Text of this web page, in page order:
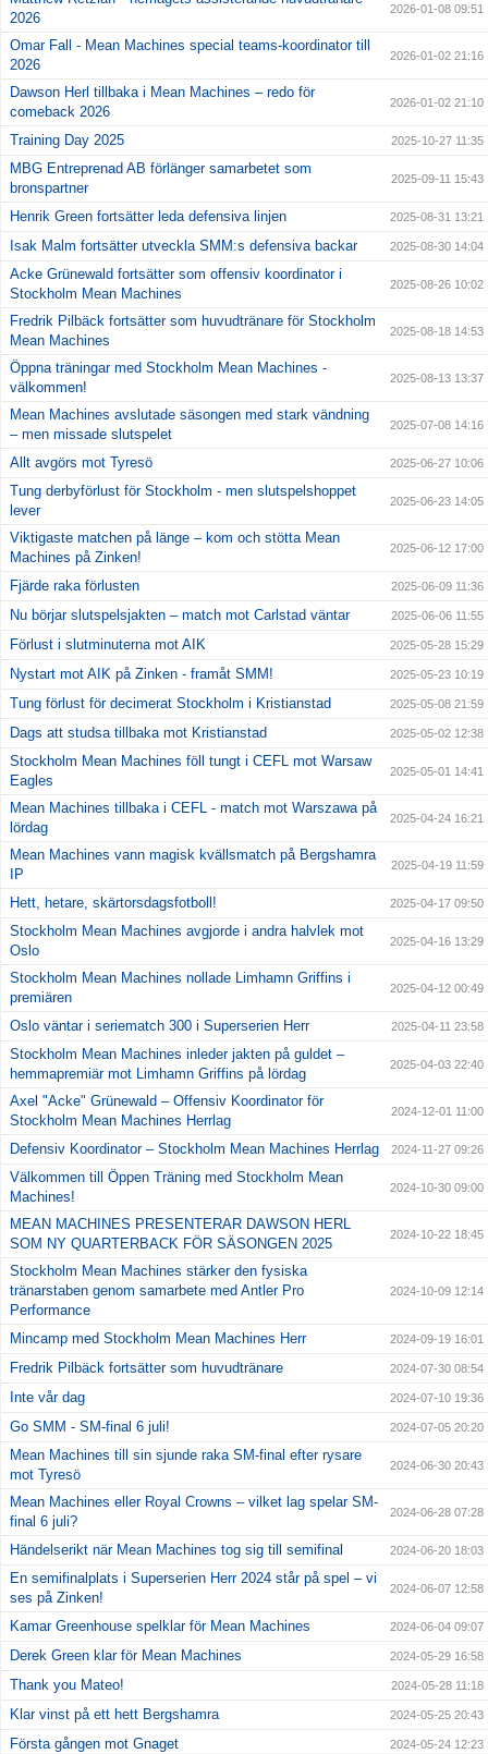
2026
2026-01-08 09:51
Omar Fall - Mean Machines special teams-koordinator till
2026
2026-01-02 21:16
Dawson Herl tillbaka i Mean Machines – redo för
comeback 2026
2026-01-02 21:10
Training Day 2025 2025-10-27 11:35
MBG Entreprenad AB förlänger samarbetet som
bronspartner
2025-09-11 15:43
Henrik Green fortsätter leda defensiva linjen 2025-08-31 13:21
Isak Malm fortsätter utveckla SMM:s defensiva backar 2025-08-30 14:04
Acke Grünewald fortsätter som offensiv koordinator i
Stockholm Mean Machines
2025-08-26 10:02
Fredrik Pilbäck fortsätter som huvudtränare för Stockholm
Mean Machines
2025-08-18 14:53
Öppna träningar med Stockholm Mean Machines -
välkommen!
2025-08-13 13:37
Mean Machines avslutade säsongen med stark vändning
– men missade slutspelet
2025-07-08 14:16
Allt avgörs mot Tyresö 2025-06-27 10:06
Tung derbyförlust för Stockholm - men slutspelshoppet
lever
2025-06-23 14:05
Viktigaste matchen på länge – kom och stötta Mean
Machines på Zinken!
2025-06-12 17:00
Fjärde raka förlusten 2025-06-09 11:36
Nu börjar slutspelsjakten – match mot Carlstad väntar 2025-06-06 11:55
Förlust i slutminuterna mot AIK 2025-05-28 15:29
Nystart mot AIK på Zinken - framåt SMM! 2025-05-23 10:19
Tung förlust för decimerat Stockholm i Kristianstad 2025-05-08 21:59
Dags att studsa tillbaka mot Kristianstad 2025-05-02 12:38
Stockholm Mean Machines föll tungt i CEFL mot Warsaw
Eagles
2025-05-01 14:41
Mean Machines tillbaka i CEFL - match mot Warszawa på
lördag
2025-04-24 16:21
Mean Machines vann magisk kvällsmatch på Bergshamra
IP
2025-04-19 11:59
Hett, hetare, skärtorsdagsfotboll! 2025-04-17 09:50
Stockholm Mean Machines avgjorde i andra halvlek mot
Oslo
2025-04-16 13:29
Stockholm Mean Machines nollade Limhamn Griffins i
premiären
2025-04-12 00:49
Oslo väntar i seriematch 300 i Superserien Herr 2025-04-11 23:58
Stockholm Mean Machines inleder jakten på guldet –
hemmapremiär mot Limhamn Griffins på lördag
2025-04-03 22:40
Axel "Acke" Grünewald – Offensiv Koordinator för
Stockholm Mean Machines Herrlag
2024-12-01 11:00
Defensiv Koordinator – Stockholm Mean Machines Herrlag 2024-11-27 09:26
Välkommen till Öppen Träning med Stockholm Mean
Machines!
2024-10-30 09:00
MEAN MACHINES PRESENTERAR DAWSON HERL
SOM NY QUARTERBACK FÖR SÄSONGEN 2025
2024-10-22 18:45
Stockholm Mean Machines stärker den fysiska
tränarstaben genom samarbete med Antler Pro
Performance
2024-10-09 12:14
Mincamp med Stockholm Mean Machines Herr 2024-09-19 16:01
Fredrik Pilbäck fortsätter som huvudtränare 2024-07-30 08:54
Inte vår dag 2024-07-10 19:36
Go SMM - SM-final 6 juli! 2024-07-05 20:20
Mean Machines till sin sjunde raka SM-final efter rysare
mot Tyresö
2024-06-30 20:43
Mean Machines eller Royal Crowns – vilket lag spelar SM-
final 6 juli?
2024-06-28 07:28
Händelserikt när Mean Machines tog sig till semifinal 2024-06-20 18:03
En semifinalplats i Superserien Herr 2024 står på spel – vi
ses på Zinken!
2024-06-07 12:58
Kamar Greenhouse spelklar för Mean Machines 2024-06-04 09:07
Derek Green klar för Mean Machines 2024-05-29 16:58
Thank you Mateo! 2024-05-28 11:18
Klar vinst på ett hett Bergshamra 2024-05-25 20:43
Första gången mot Gnaget 2024-05-24 12:23